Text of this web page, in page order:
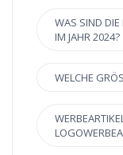
WAS SIND DIE
IM JAHR 2024?
WELCHE